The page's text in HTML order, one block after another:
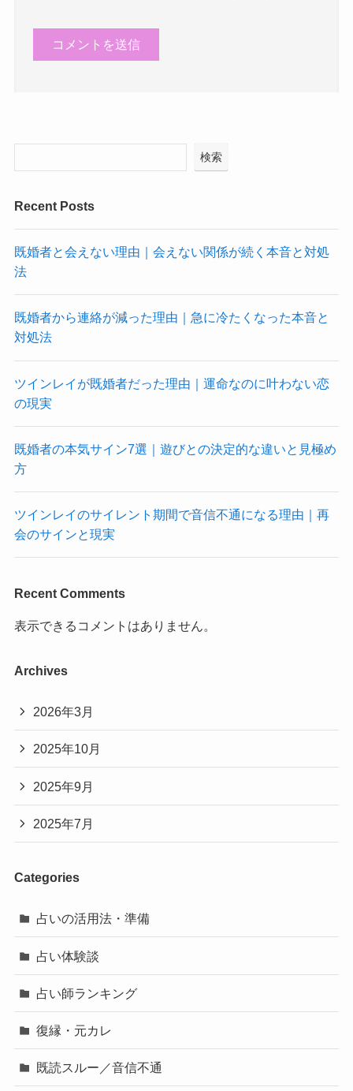
検索
Recent Posts
既婚者と会えない理由｜会えない関係が続く本音と対処
法
既婚者から連絡が減った理由｜急に冷たくなった本音と
対処法
ツインレイが既婚者だった理由｜運命なのに叶わない恋
の現実
既婚者の本気サイン7選｜遊びとの決定的な違いと見極め
方
ツインレイのサイレント期間で音信不通になる理由｜再
会のサインと現実
Recent Comments
表示できるコメントはありません。
Archives
2026年3月
2025年10月
2025年9月
2025年7月
Categories
占いの活用法・準備
占い体験談
占い師ランキング
復縁・元カレ
既読スルー／音信不通